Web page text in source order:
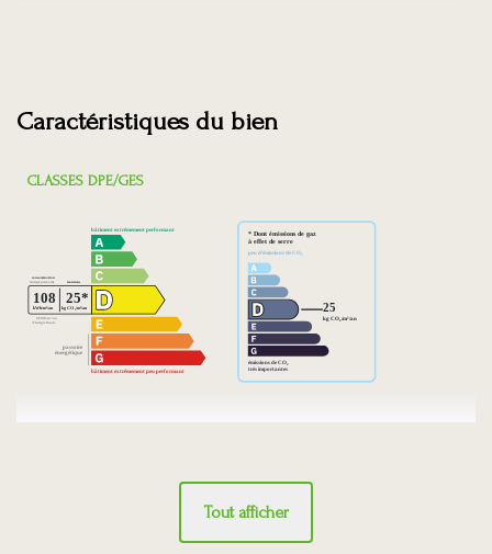
Caractéristiques du bien
CLASSES DPE/GES
Tout afficher